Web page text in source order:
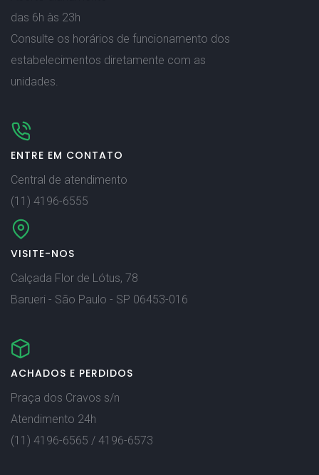
das 6h às 23h
Consulte os horários de funcionamento dos
estabelecimentos diretamente com as
unidades.
ENTRE EM CONTATO
Central de atendimento
(11) 4196-6555
VISITE-NOS
Calçada Flor de Lótus, 78
Barueri - São Paulo - SP 06453-016
ACHADOS E PERDIDOS
Praça dos Cravos s/n
Atendimento 24h
(11) 4196-6565 / 4196-6573